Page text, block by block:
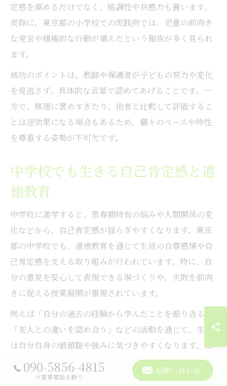
定感を高めるだけでなく、協調性や共感力も養います。
実際に、東京都の小学校での実践例では、児童の前向き
な発言や積極的な行動が増えたという報告が多く見られ
ます。
成功のポイントは、教師や保護者が子どもの努力や変化
を見逃さず、具体的な言葉で認めてあげることです。一
方で、無理に褒めすぎたり、他者と比較して評価するこ
とは逆効果になる場合もあるため、個々のペースや特性
を尊重する姿勢が不可欠です。
中学校でも生きる自己肯定感と道
徳教育
中学校に進学すると、思春期特有の悩みや人間関係の変
化などから、自己肯定感が揺らぎやすくなります。東京
都の中学校でも、道徳教育を通じて生徒の自尊感情や自
己肯定感を支える取り組みが行われています。特に、自
分の意見を安心して表現できる場づくりや、失敗を前向
きに捉える授業展開が重視されています。
例えば「自分の過去の経験から学んだことを振り返る」
「友人との違いを認め合う」などの活動を通じて、生徒
は自分自身の価値観や強みに気づきやすくなります。東
京都の中学校では、道徳教材を活用した自己評価の時間
を設けることで、生徒が自己肯定感を日常的に意識でき
090-5856-4815
※営業電話お断り
お問い合わせ